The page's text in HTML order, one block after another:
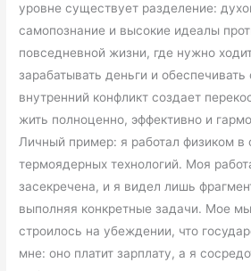
уровне существует разделение:
самопознание и высокие идеалы
повседневной жизни, где нужно
зарабатывать деньги и
внутренний конфликт создает
жить полноценно, эффективно и
Личный пример: я работал физиком в
термоядерных технологий. Моя
засекречена, и я видел лишь
выполняя конкретные задачи. Мое
строилось на убеждении, что
мне: оно платит зарплату, а я